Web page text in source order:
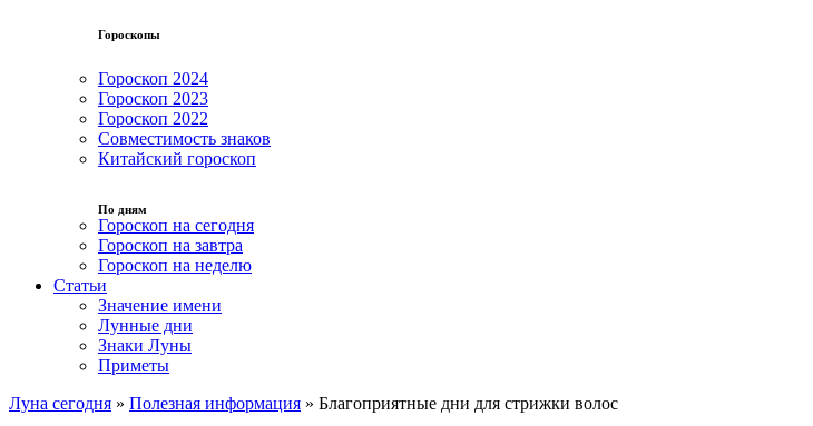
Гороскопы
Гороскоп 2024
Гороскоп 2023
Гороскоп 2022
Совместимость знаков
Китайский гороскоп
По дням
Гороскоп на сегодня
Гороскоп на завтра
Гороскоп на неделю
Статьи
Значение имени
Лунные дни
Знаки Луны
Приметы
Луна сегодня » Полезная информация » Благоприятные дни для стрижки волос